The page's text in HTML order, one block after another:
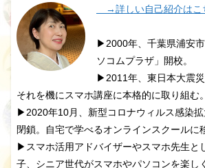
→詳しい自己紹介はこ
▶2000年、千葉県浦安
ソコムプラザ」開校。
▶2011年、東日本大震災
それを機にスマホ講座に本格的に取り組む。
▶2020年10月、新型コロナウィルス感染
閉鎖。自宅で学べるオンラインスクールに
▶スマホ活用アドバイザーやスマホ先生と
子、シニア世代がスマホやパソコンを楽し